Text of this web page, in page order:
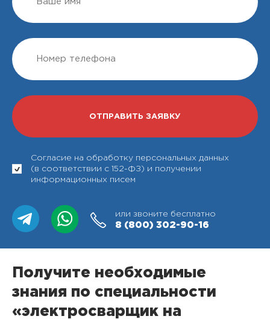
Согласие на обработку персональных данных
(в соответствии с 152-ФЗ) и получении
информационных писем
или звоните бесплатно
8 (800) 302-90-16
Получите необходимые
знания по специальности
«электросварщик на